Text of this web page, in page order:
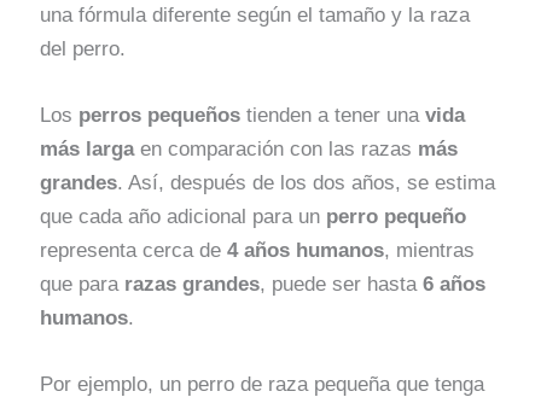
una fórmula diferente según el tamaño y la raza
del perro.
Los perros pequeños tienden a tener unavida
más largaen comparación con las razas más
grandes. Así, después de los dos años, se estima
que cada año adicional para un perro pequeño
representa cerca de4 años humanos, mientras
que para razas grandes, puede ser hasta6 años
humanos.
Por ejemplo, un perro de raza pequeña que tenga